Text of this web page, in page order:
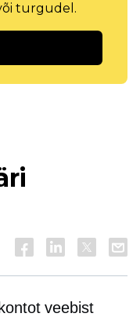
turgudel.
veebist